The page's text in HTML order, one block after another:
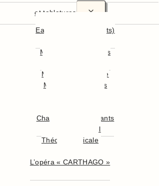
et tablatures
Easy Guitar (débutants)
Musiques Françaises
Musiques du Monde
Musiques Célèbres
Chansons pour Enfants
Chants de Noël
Théorie musicale
L’opéra « CARTHAGO »